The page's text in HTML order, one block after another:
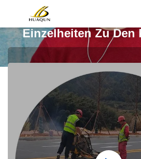
Einzelheiten Zu Den